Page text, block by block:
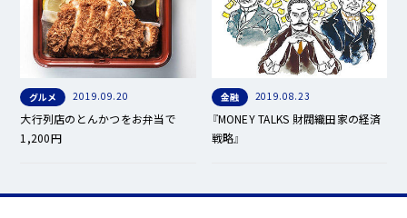
グルメ 2019.09.20
大行列店のとんかつをお弁当で
1,200円
金融 2019.08.23
『MONEY TALKS 財閥織田家の経済
戦略』